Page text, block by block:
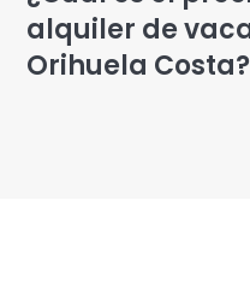
alquiler de
Orihuela Costa?